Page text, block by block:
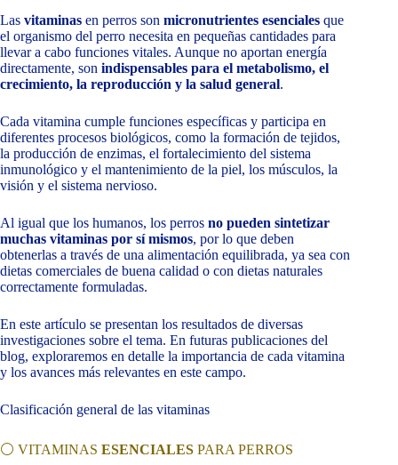
Las vitaminas en perros son micronutrientes esenciales que
el organismo del perro necesita en pequeñas cantidades para
llevar a cabo funciones vitales. Aunque no aportan energía
directamente, son indispensables para el metabolismo, el
crecimiento, la reproducción y la salud general.
Cada vitamina cumple funciones específicas y participa en
diferentes procesos biológicos, como la formación de tejidos,
la producción de enzimas, el fortalecimiento del sistema
inmunológico y el mantenimiento de la piel, los músculos, la
visión y el sistema nervioso.
Al igual que los humanos, los perros no pueden sintetizar
muchas vitaminas por sí mismos, por lo que deben
obtenerlas a través de una alimentación equilibrada, ya sea con
dietas comerciales de buena calidad o con dietas naturales
correctamente formuladas.
En este artículo se presentan los resultados de diversas
investigaciones sobre el tema. En futuras publicaciones del
blog, exploraremos en detalle la importancia de cada vitamina
y los avances más relevantes en este campo.
Clasificación general de las vitaminas
⚪ VITAMINAS ESENCIALES PARA PERROS